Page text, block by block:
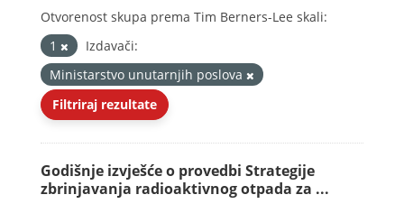
Otvorenost skupa prema Tim Berners-Lee skali:
1
Izdavači:
Ministarstvo unutarnjih poslova
Filtriraj rezultate
Godišnje izvješće o provedbi Strategije
zbrinjavanja radioaktivnog otpada za ...